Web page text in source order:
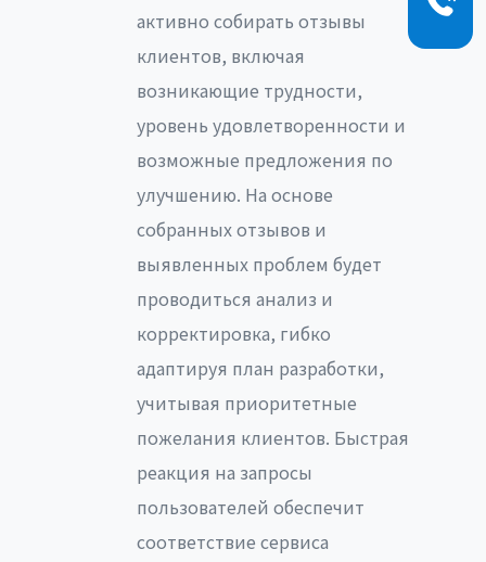
активно собирать отзывы
клиентов, включая
возникающие трудности,
уровень удовлетворенности и
возможные предложения по
улучшению. На основе
собранных отзывов и
выявленных проблем будет
проводиться анализ и
корректировка, гибко
адаптируя план разработки,
учитывая приоритетные
пожелания клиентов. Быстрая
реакция на запросы
пользователей обеспечит
соответствие сервиса